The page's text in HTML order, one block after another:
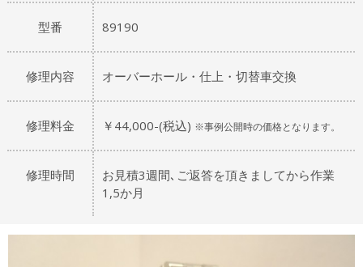
型番 89190
修理内容 オーバーホール・仕上・切替車交換
修理料金 ￥44,000-(税込) ※事例公開時の価格となります。
修理時間
お見積3週間､ご返答を頂きましてから作業
1,5か月